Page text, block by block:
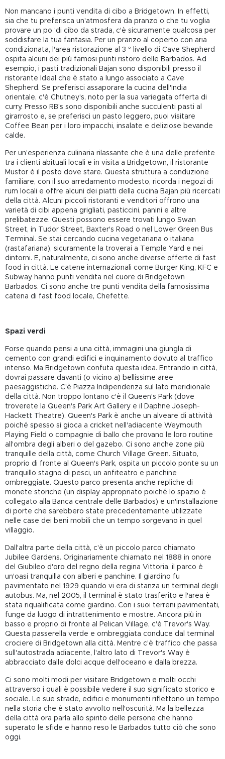
Non mancano i punti vendita di cibo a Bridgetown. In effetti,
sia che tu preferisca un'atmosfera da pranzo o che tu voglia
provare un po 'di cibo da strada, c'è sicuramente qualcosa per
soddisfare la tua fantasia. Per un pranzo al coperto con aria
condizionata, l'area ristorazione al 3 ° livello di Cave Shepherd
ospita alcuni dei più famosi punti ristoro delle Barbados. Ad
esempio, i pasti tradizionali Bajan sono disponibili presso il
ristorante Ideal che è stato a lungo associato a Cave
Shepherd. Se preferisci assaporare la cucina dell'India
orientale, c'è Chutney's, noto per la sua variegata offerta di
curry. Presso RB's sono disponibili anche succulenti pasti al
girarrosto e, se preferisci un pasto leggero, puoi visitare
Coffee Bean per i loro impacchi, insalate e deliziose bevande
calde.
Per un'esperienza culinaria rilassante che è una delle preferite
tra i clienti abituali locali e in visita a Bridgetown, il ristorante
Mustor è il posto dove stare. Questa struttura a conduzione
familiare, con il suo arredamento modesto, ricorda i negozi di
rum locali e offre alcuni dei piatti della cucina Bajan più ricercati
della città. Alcuni piccoli ristoranti e venditori offrono una
varietà di cibi appena grigliati, pasticcini, panini e altre
prelibatezze. Questi possono essere trovati lungo Swan
Street, in Tudor Street, Baxter's Road o nel Lower Green Bus
Terminal. Se stai cercando cucina vegetariana o italiana
(rastafariana), sicuramente la troverai a Temple Yard e nei
dintorni. E, naturalmente, ci sono anche diverse offerte di fast
food in città. Le catene internazionali come Burger King, KFC e
Subway hanno punti vendita nel cuore di Bridgetown
Barbados. Ci sono anche tre punti vendita della famosissima
catena di fast food locale, Chefette.
Spazi verdi
Forse quando pensi a una città, immagini una giungla di
cemento con grandi edifici e inquinamento dovuto al traffico
intenso. Ma Bridgetown confuta questa idea. Entrando in città,
dovrai passare davanti (o vicino a) bellissime aree
paesaggistiche. C'è Piazza Indipendenza sul lato meridionale
della città. Non troppo lontano c'è il Queen's Park (dove
troverete la Queen's Park Art Gallery e il Daphne Joseph-
Hackett Theatre). Queen's Park è anche un alveare di attività
poiché spesso si gioca a cricket nell'adiacente Weymouth
Playing Field o compagnie di ballo che provano le loro routine
all'ombra degli alberi o del gazebo. Ci sono anche zone più
tranquille della città, come Church Village Green. Situato,
proprio di fronte al Queen's Park, ospita un piccolo ponte su un
tranquillo stagno di pesci, un anfiteatro e panchine
ombreggiate. Questo parco presenta anche repliche di
monete storiche (un display appropriato poiché lo spazio è
collegato alla Banca centrale delle Barbados) e un'installazione
di porte che sarebbero state precedentemente utilizzate
nelle case dei beni mobili che un tempo sorgevano in quel
villaggio.
Dall'altra parte della città, c'è un piccolo parco chiamato
Jubilee Gardens. Originariamente chiamato nel 1888 in onore
del Giubileo d'oro del regno della regina Vittoria, il parco è
un'oasi tranquilla con alberi e panchine. Il giardino fu
pavimentato nel 1929 quando vi era di stanza un terminal degli
autobus. Ma, nel 2005, il terminal è stato trasferito e l'area è
stata riqualificata come giardino. Con i suoi terreni pavimentati,
funge da luogo di intrattenimento e mostre. Ancora più in
basso e proprio di fronte al Pelican Village, c'è Trevor's Way.
Questa passerella verde e ombreggiata conduce dal terminal
crociere di Bridgetown alla città. Mentre c'è traffico che passa
sull'autostrada adiacente, l'altro lato di Trevor's Way è
abbracciato dalle dolci acque dell'oceano e dalla brezza.
Ci sono molti modi per visitare Bridgetown e molti occhi
attraverso i quali è possibile vedere il suo significato storico e
sociale. Le sue strade, edifici e monumenti riflettono un tempo
nella storia che è stato avvolto nell'oscurità. Ma la bellezza
della città ora parla allo spirito delle persone che hanno
superato le sfide e hanno reso le Barbados tutto ciò che sono
oggi.